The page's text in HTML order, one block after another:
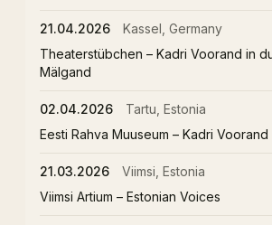
21.04.2026
Kassel, Germany
Theaterstübchen – Kadri Voorand in
Mälgand
02.04.2026
Tartu, Estonia
Eesti Rahva Muuseum – Kadri Voorand
21.03.2026
Viimsi, Estonia
Viimsi Artium – Estonian Voices